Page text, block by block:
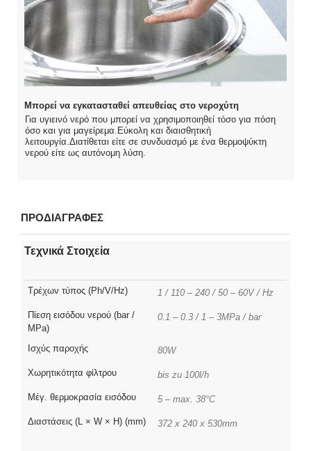
Μπορεί να εγκατασταθεί απευθείας στο νεροχύτη
Για υγιεινό νερό που μπορεί να χρησιμοποιηθεί τόσο για πόση
όσο και για μαγείρεμα.Εύκολη και διαισθητική
λειτουργία.Διατίθεται είτε σε συνδυασμό με ένα θερμοψύκτη
νερού είτε ως αυτόνομη λύση.
ΠΡΟΔΙΑΓΡΑΦΕΣ
Τεχνικά Στοιχεία
Τρέχων τύπος (Ph/V/Hz) 1 / 110 – 240 / 50 – 60V / Hz
Πίεση εισόδου νερού (bar /
MPa)
0.1 – 0.3 / 1 – 3MPa / bar
Ισχύς παροχής 80W
Χωρητικότητα φίλτρου bis zu 100l/h
Μέγ. θερμοκρασία εισόδου 5 – max. 38°C
Διαστάσεις (L × W × H) (mm) 372 x 240 x 530mm